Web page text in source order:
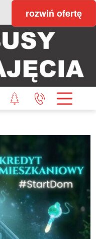
rozwiń ofertę